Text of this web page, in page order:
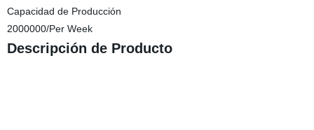
Capacidad de Producción
2000000/Per Week
Descripción de Producto